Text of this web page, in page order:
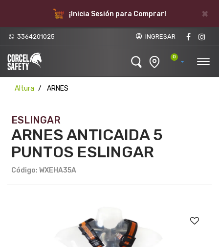
×
¡Inicia Sesión para Comprar!
3364201025 INGRESAR
0
Altura ARNES
ESLINGAR
ARNES ANTICAIDA 5
PUNTOS ESLINGAR
Código: WXEHA35A